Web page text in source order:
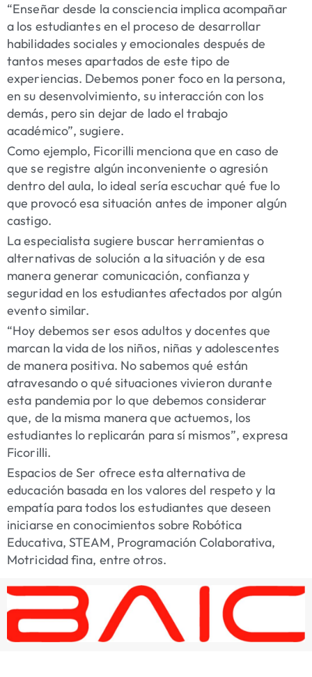
“Enseñar desde la consciencia implica acompañar
a los estudiantes en el proceso de desarrollar
habilidades sociales y emocionales después de
tantos meses apartados de este tipo de
experiencias. Debemos poner foco en la persona,
en su desenvolvimiento, su interacción con los
demás, pero sin dejar de lado el trabajo
académico”, sugiere.
Como ejemplo, Ficorilli menciona que en caso de
que se registre algún inconveniente o agresión
dentro del aula, lo ideal sería escuchar qué fue lo
que provocó esa situación antes de imponer algún
castigo.
La especialista sugiere buscar herramientas o
alternativas de solución a la situación y de esa
manera generar comunicación, confianza y
seguridad en los estudiantes afectados por algún
evento similar.
“Hoy debemos ser esos adultos y docentes que
marcan la vida de los niños, niñas y adolescentes
de manera positiva. No sabemos qué están
atravesando o qué situaciones vivieron durante
esta pandemia por lo que debemos considerar
que, de la misma manera que actuemos, los
estudiantes lo replicarán para sí mismos”, expresa
Ficorilli.
Espacios de Ser ofrece esta alternativa de
educación basada en los valores del respeto y la
empatía para todos los estudiantes que deseen
iniciarse en conocimientos sobre Robótica
Educativa, STEAM, Programación Colaborativa,
Motricidad fina, entre otros.